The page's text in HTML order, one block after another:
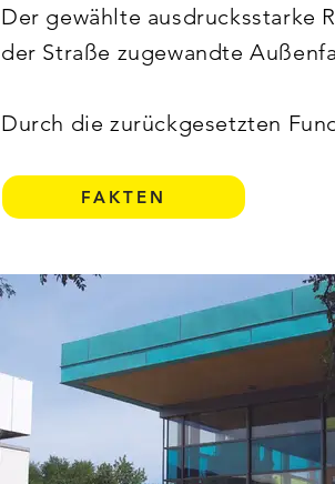
Der gewählte ausdrucksstarke
der Straße zugewandte
Durch die zurückgesetzten
die Beleuchtung in den
"Beispielhaftes Bauen"
Das gesamte Projektvolumen
FAKTEN